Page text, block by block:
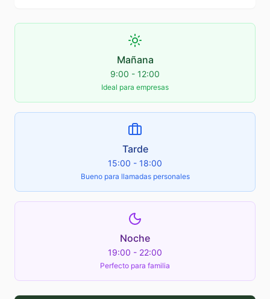
Mañana
9:00 - 12:00
Ideal para empresas
Tarde
15:00 - 18:00
Bueno para llamadas personales
Noche
19:00 - 22:00
Perfecto para familia